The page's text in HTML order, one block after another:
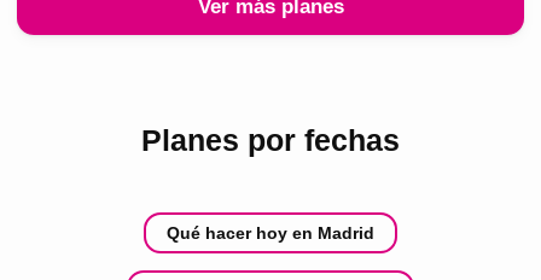
Ver más planes
Planes por fechas
Qué hacer hoy en Madrid